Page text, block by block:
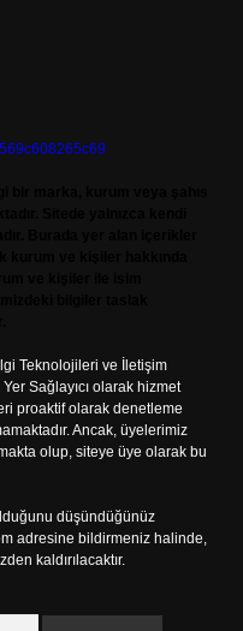
Teknolojileri ve İletişim
Sağlayıcı olarak hizmet
proaktif olarak denetleme
Ancak, üyelerimiz
olup, siteye üye olarak bu
düşündüğünüz
adresine bildirmeniz halinde,
kaldırılacaktır.